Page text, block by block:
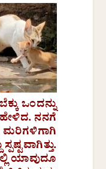
ಒಂದನ್ನು
ನನಗೆ
ಮರಿಗಳಿಗಾಗಿ
ಯಾವುದೂ